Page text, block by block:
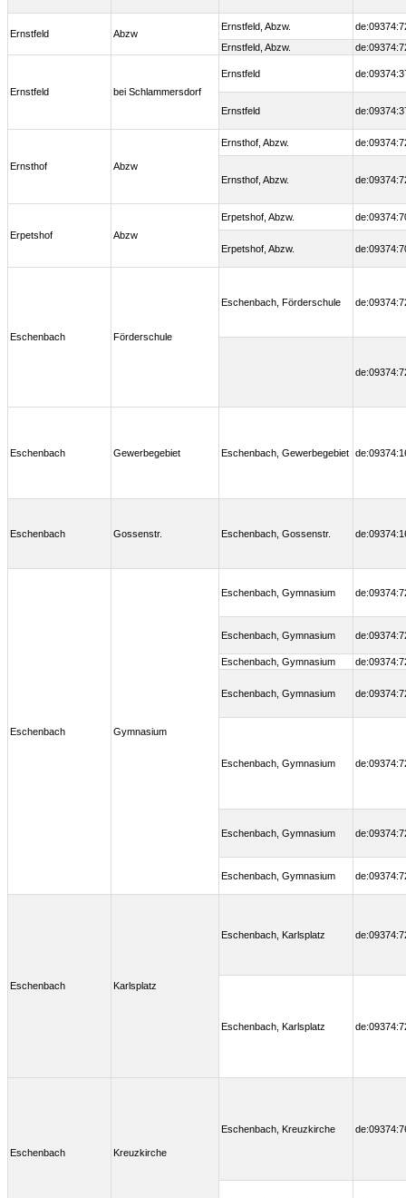
Ernstfeld Abzw
Ernstfeld, Abzw.
Ernstfeld, Abzw.
Ernstfeld bei Schlammersdorf
Ernstfeld
Ernstfeld
Ernsthof Abzw
Ernsthof, Abzw.
Ernsthof, Abzw.
Erpetshof Abzw
Erpetshof, Abzw.
Erpetshof, Abzw.
Eschenbach Förderschule
Eschenbach, Förderschule
Eschenbach Gewerbegebiet Eschenbach, Gewerbegebiet
Eschenbach Gossenstr. Eschenbach, Gossenstr.
Eschenbach Gymnasium
Eschenbach, Gymnasium
Eschenbach, Gymnasium
Eschenbach, Gymnasium
Eschenbach, Gymnasium
Eschenbach, Gymnasium
Eschenbach, Gymnasium
Eschenbach, Gymnasium
Eschenbach Karlsplatz
Eschenbach, Karlsplatz
Eschenbach, Karlsplatz
Eschenbach Kreuzkirche
Eschenbach, Kreuzkirche